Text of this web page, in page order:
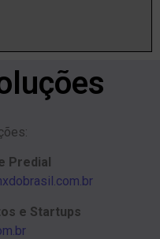
Predial
e Startups